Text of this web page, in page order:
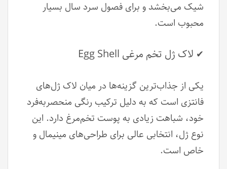
شیک می‌بخشد و برای فصول سرد سال بسیار
محبوب است.
✔ لاک ژل تخم مرغی Egg Shell
یکی از جذاب‌ترین گزینه‌ها در میان لاک ژل‌های
فانتزی است که به دلیل ترکیب رنگی منحصر‌به‌فرد
خود، شباهت زیادی به پوست تخم‌مرغ دارد. این
نوع ژل، انتخابی عالی برای طراحی‌های مینیمال و
خاص است.